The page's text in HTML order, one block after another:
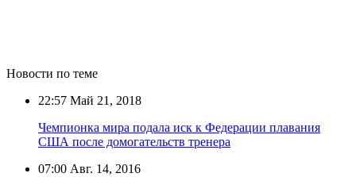
Новости по теме
22:57 Май 21, 2018
Чемпионка мира подала иск к Федерации плавания
США после домогательств тренера
07:00 Авг. 14, 2016